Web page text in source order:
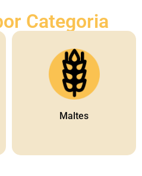
Categoria
Maltes